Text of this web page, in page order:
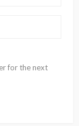
for the next